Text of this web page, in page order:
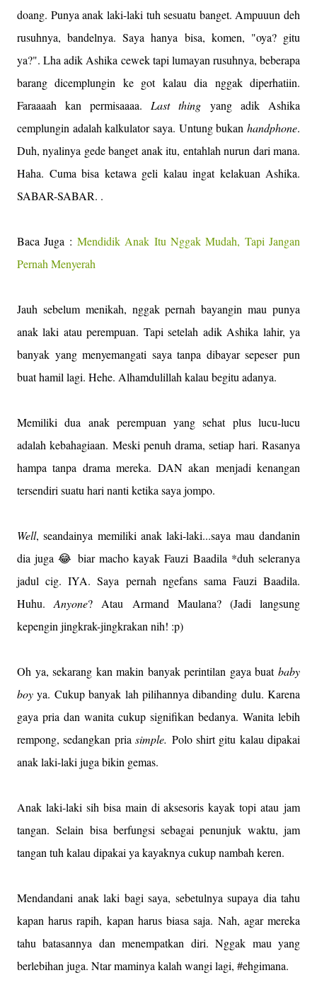
doang. Punya anak laki-laki tuh sesuatu banget. Ampuuun deh
rusuhnya, bandelnya. Saya hanya bisa, komen, "oya? gitu
ya?". Lha adik Ashika cewek tapi lumayan rusuhnya, beberapa
barang dicemplungin ke got kalau dia nggak diperhatiin.
Faraaaah kan permisaaaa. Last thing yang adik Ashika
cemplungin adalah kalkulator saya. Untung bukan handphone.
Duh, nyalinya gede banget anak itu, entahlah nurun dari mana.
Haha. Cuma bisa ketawa geli kalau ingat kelakuan Ashika.
SABAR-SABAR. .
Baca Juga : Mendidik Anak Itu Nggak Mudah, Tapi Jangan
Pernah Menyerah
Jauh sebelum menikah, nggak pernah bayangin mau punya
anak laki atau perempuan. Tapi setelah adik Ashika lahir, ya
banyak yang menyemangati saya tanpa dibayar sepeser pun
buat hamil lagi. Hehe. Alhamdulillah kalau begitu adanya.
Memiliki dua anak perempuan yang sehat plus lucu-lucu
adalah kebahagiaan. Meski penuh drama, setiap hari. Rasanya
hampa tanpa drama mereka. DAN akan menjadi kenangan
tersendiri suatu hari nanti ketika saya jompo.
Well, seandainya memiliki anak laki-laki...saya mau dandanin
dia juga 😂 biar macho kayak Fauzi Baadila *duh seleranya
jadul cig. IYA. Saya pernah ngefans sama Fauzi Baadila.
Huhu.Anyone? Atau Armand Maulana? (Jadi langsung
kepengin jingkrak-jingkrakan nih! :p)
Oh ya, sekarang kan makin banyak perintilan gaya buat baby
boy ya. Cukup banyak lah pilihannya dibanding dulu. Karena
gaya pria dan wanita cukup signifikan bedanya. Wanita lebih
rempong, sedangkan priasimple. Polo shirt gitu kalau dipakai
anak laki-laki juga bikin gemas.
Anak laki-laki sih bisa main di aksesoris kayak topi atau jam
tangan.Selain bisa berfungsi sebagai penunjuk waktu, jam
tangan tuh kalau dipakai ya kayaknya cukup nambah keren.
Mendandani anak laki bagi saya, sebetulnya supaya dia tahu
kapan harus rapih, kapan harus biasa saja. Nah, agar mereka
tahu batasannya dan menempatkan diri. Nggak mau yang
berlebihan juga. Ntar maminya kalah wangi lagi, #ehgimana.